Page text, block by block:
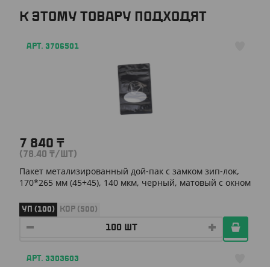
К ЭТОМУ ТОВАРУ ПОДХОДЯТ
АРТ. 3706501
7 840 ₸
(78.40 ₸/ШТ)
Пакет метализированный дой-пак с замком зип-лок,
170*265 мм (45+45), 140 мкм, черный, матовый с окном
УП (100) КОР (500)
АРТ. 3303603